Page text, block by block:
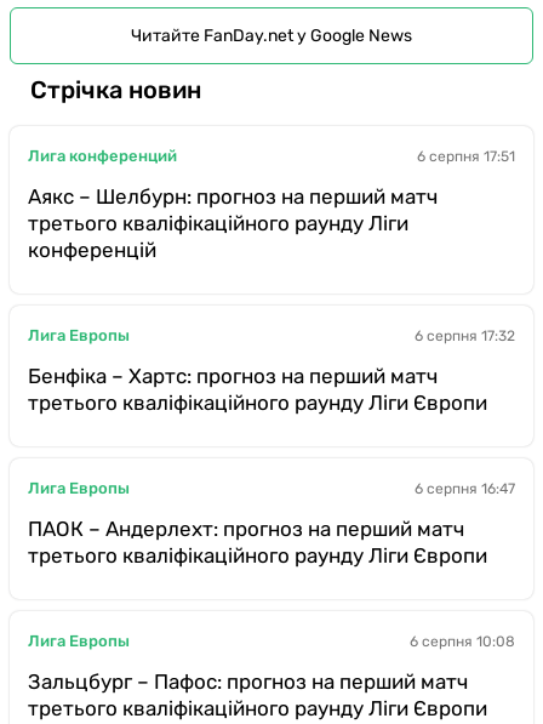
Читайте FanDay.net у Google News
Стрічка новин
Лига конференций 6 серпня 17:51
Аякс – Шелбурн: прогноз на перший матч
третього кваліфікаційного раунду Ліги
конференцій
Лига Европы 6 серпня 17:32
Бенфіка – Хартс: прогноз на перший матч
третього кваліфікаційного раунду Ліги Європи
Лига Европы 6 серпня 16:47
ПАОК – Андерлехт: прогноз на перший матч
третього кваліфікаційного раунду Ліги Європи
Лига Европы 6 серпня 10:08
Зальцбург – Пафос: прогноз на перший матч
третього кваліфікаційного раунду Ліги Європи